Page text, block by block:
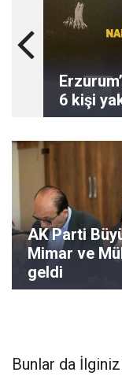
6 kişi
AK Parti
Mimar ve
geldi
Bunlar da